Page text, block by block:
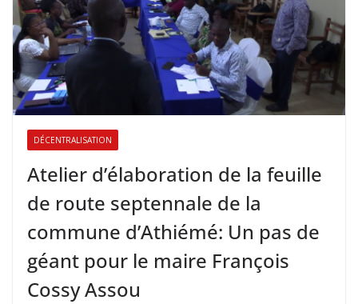
DÉCENTRALISATION
Atelier d’élaboration de la feuille
de route septennale de la
commune d’Athiémé: Un pas de
géant pour le maire François
Cossy Assou